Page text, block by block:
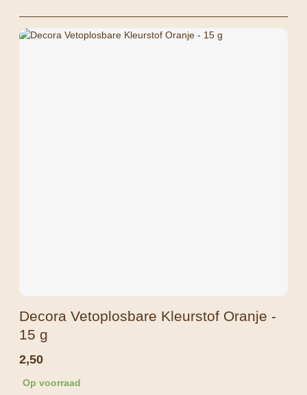
Decora Vetoplosbare Kleurstof Oranje -
15 g
2,50
Op voorraad